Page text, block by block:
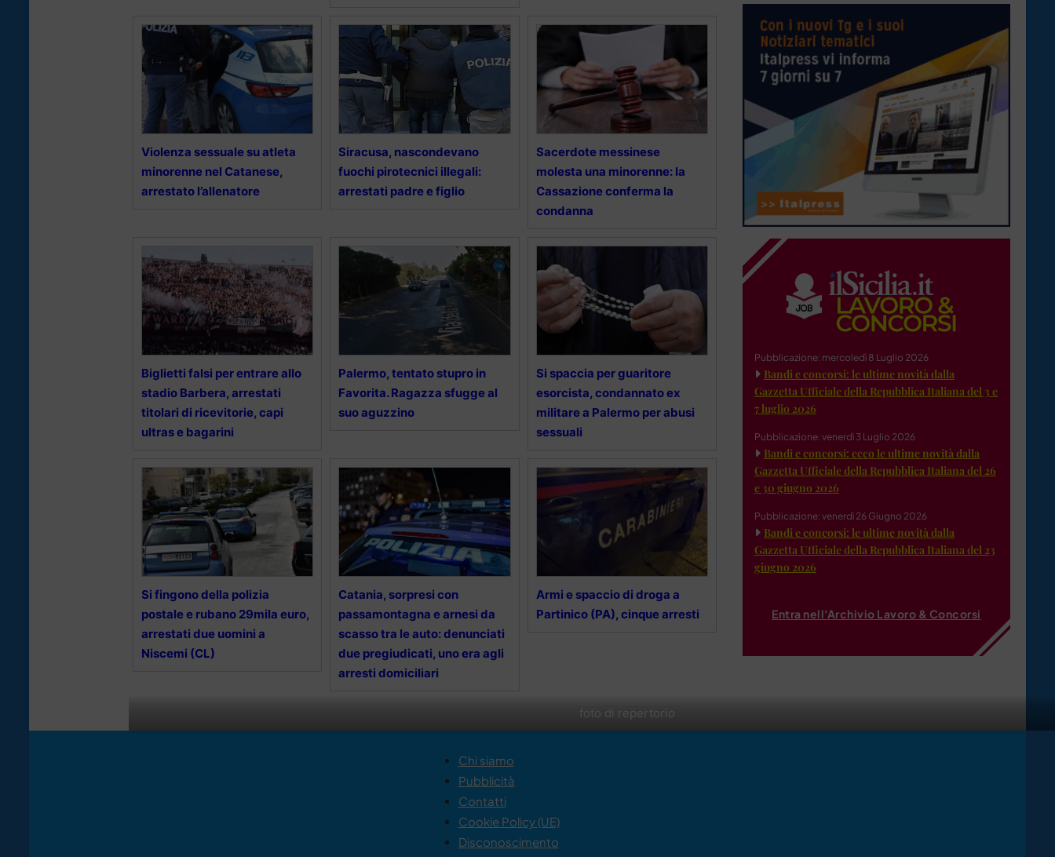
foto di repertorio
Violenza sessuale su atleta
minorenne nel Catanese,
arrestato l’allenatore
Siracusa, nascondevano
fuochi pirotecnici illegali:
arrestati padre e figlio
Sacerdote messinese
molesta una minorenne: la
Cassazione conferma la
condanna
Biglietti falsi per entrare allo
stadio Barbera, arrestati
titolari di ricevitorie, capi
ultras e bagarini
Palermo, tentato stupro in
Favorita. Ragazza sfugge al
suo aguzzino
Si spaccia per guaritore
esorcista, condannato ex
militare a Palermo per abusi
sessuali
Si fingono della polizia
postale e rubano 29mila euro,
arrestati due uomini a
Niscemi (CL)
Catania, sorpresi con
passamontagna e arnesi da
scasso tra le auto: denunciati
due pregiudicati, uno era agli
arresti domiciliari
Armi e spaccio di droga a
Partinico (PA), cinque arresti
Pubblicazione: mercoledì 8 Luglio 2026
Bandi e concorsi: le ultime novità dalla
Gazzetta Ufficiale della Repubblica Italiana del 3 e
7 luglio 2026
Pubblicazione: venerdì 3 Luglio 2026
Bandi e concorsi: ecco le ultime novità dalla
Gazzetta Ufficiale della Repubblica Italiana del 26
e 30 giugno 2026
Pubblicazione: venerdì 26 Giugno 2026
Bandi e concorsi: le ultime novità dalla
Gazzetta Ufficiale della Repubblica Italiana del 23
giugno 2026
Entra nell'Archivio Lavoro & Concorsi
Chi siamo
Pubblicità
Contatti
Cookie Policy (UE)
Disconoscimento